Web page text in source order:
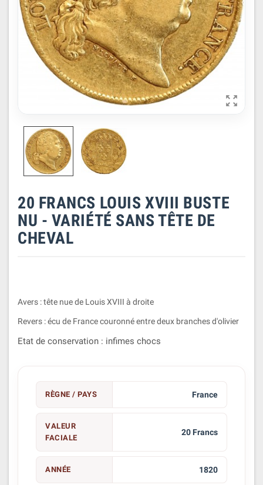

20 FRANCS LOUIS XVIII BUSTE
NU - VARIÉTÉ SANS TÊTE DE
CHEVAL
Avers : tête nue de Louis XVIII à droite
Revers :écu de France couronné entre deux branches d'olivier
Etat de conservation : infimes chocs
RÈGNE / PAYS France
VALEUR
FACIALE
20 Francs
ANNÉE 1820